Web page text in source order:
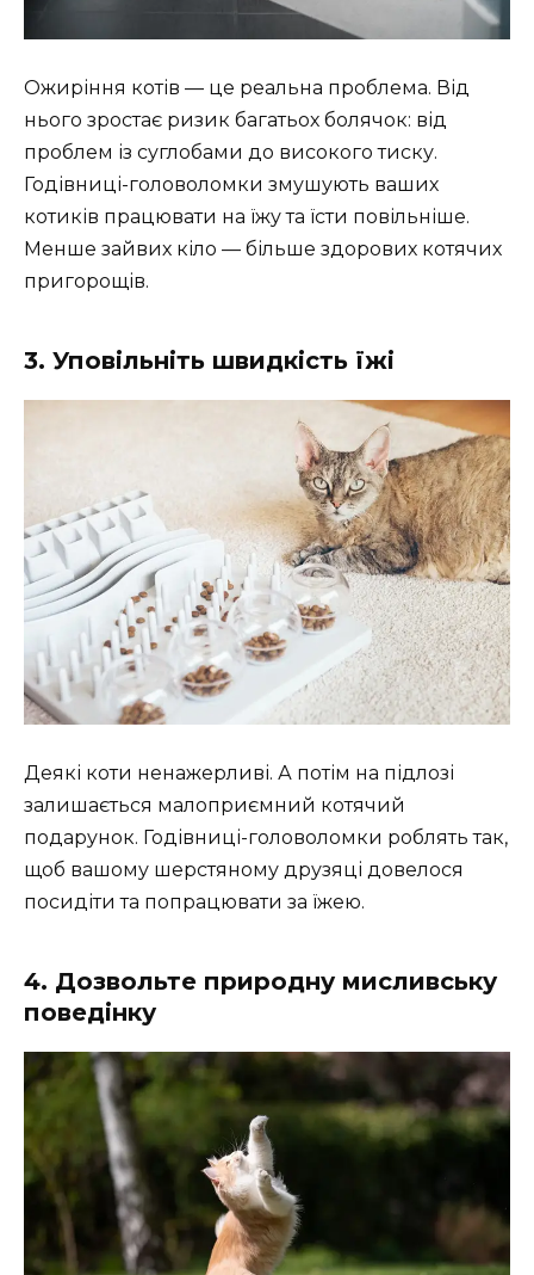
Ожиріння котів — це реальна проблема. Від
нього зростає ризик багатьох болячок: від
проблем із суглобами до високого тиску.
Годівниці-головоломки змушують ваших
котиків працювати на їжу та їсти повільніше.
Менше зайвих кіло — більше здорових котячих
пригорощів.
3. Уповільніть швидкість їжі
Деякі коти ненажерливі. А потім на підлозі
залишається малоприємний котячий
подарунок. Годівниці-головоломки роблять так,
щоб вашому шерстяному друзяці довелося
посидіти та попрацювати за їжею.
4. Дозвольте природну мисливську
поведінку